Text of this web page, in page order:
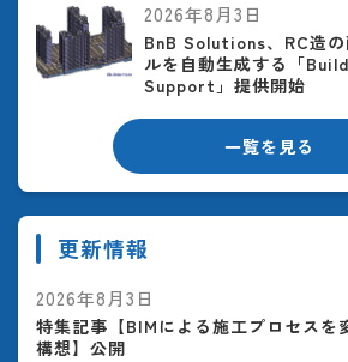
一覧を見る
2026年8月3日
BnB Solutions、RC造
ルを自動生成する「
Support」提供開始
更新情報
2026年8月3日
特集記事【BIMによる施工プロセスを
構想】公開